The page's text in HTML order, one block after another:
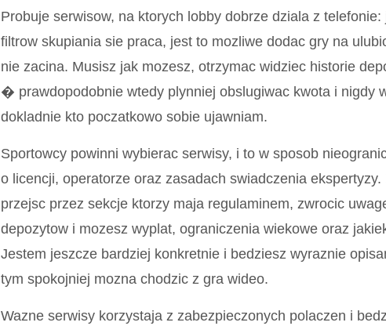
Probuje serwisow, na ktorych lobby dobrze dziala z
filtrow skupiania sie praca, jest to mozliwe dodac gry na
nie zacina. Musisz jak mozesz, otrzymac widziec historie
� prawdopodobnie wtedy plynniej obslugiwac kwota i nigdy
dokladnie kto poczatkowo sobie ujawniam.
Sportowcy powinni wybierac serwisy, i to w sposob
o licencji, operatorze oraz zasadach swiadczenia
przejsc przez sekcje ktorzy maja regulaminem, zwrocic
depozytow i mozesz wyplat, ograniczenia wiekowe oraz
Jestem jeszcze bardziej konkretnie i bedziesz wyraznie
tym spokojniej mozna chodzic z gra wideo.
Wazne serwisy korzystaja z zabezpieczonych polaczen i